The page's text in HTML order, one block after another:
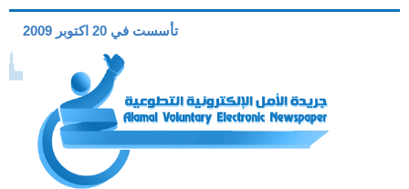
تأسست في 20 اكتوبر 2009